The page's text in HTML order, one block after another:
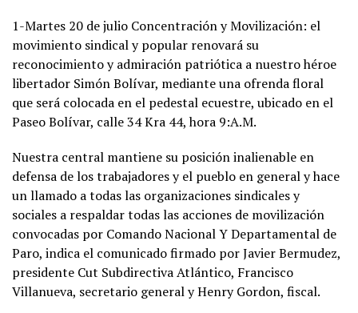
1-Martes 20 de julio Concentración y Movilización: el
movimiento sindical y popular renovará su
reconocimiento y admiración patriótica a nuestro héroe
libertador Simón Bolívar, mediante una ofrenda floral
que será colocada en el pedestal ecuestre, ubicado en el
Paseo Bolívar, calle 34 Kra 44, hora 9:A.M.
Nuestra central mantiene su posición inalienable en
defensa de los trabajadores y el pueblo en general y hace
un llamado a todas las organizaciones sindicales y
sociales a respaldar todas las acciones de movilización
convocadas por Comando Nacional Y Departamental de
Paro, indica el comunicado firmado por Javier Bermudez,
presidente Cut Subdirectiva Atlántico, Francisco
Villanueva, secretario general y Henry Gordon, fiscal.